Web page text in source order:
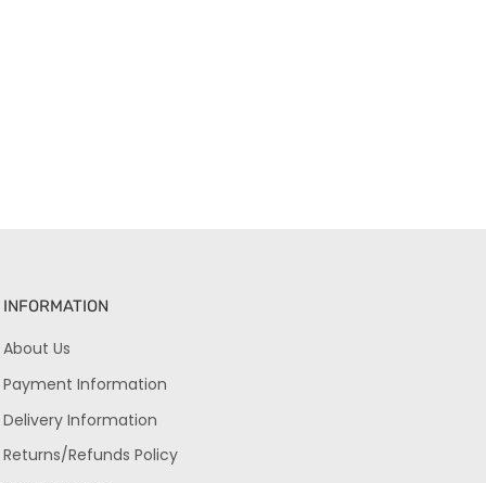
INFORMATION
About Us
Payment Information
Delivery Information
Returns/Refunds Policy